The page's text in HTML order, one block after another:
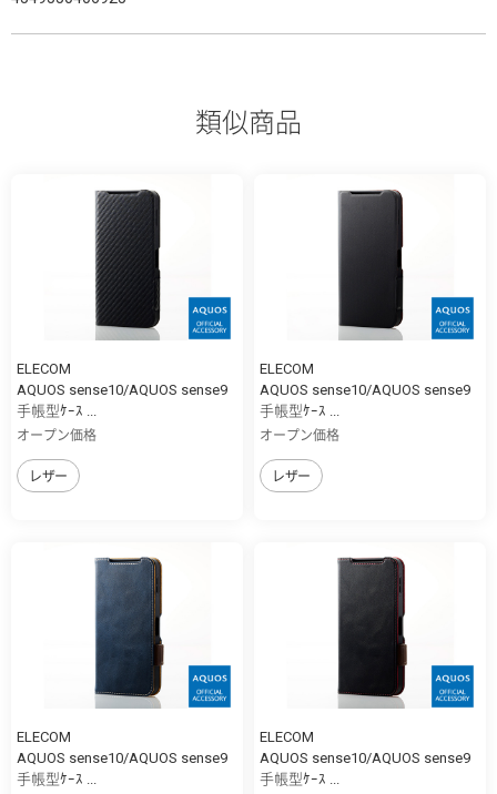
類似商品
ELECOM
AQUOS sense10/AQUOS sense9
手帳型ｹｰｽ ...
オープン価格
レザー
ELECOM
AQUOS sense10/AQUOS sense9
手帳型ｹｰｽ ...
オープン価格
レザー
ELECOM
AQUOS sense10/AQUOS sense9
手帳型ｹｰｽ ...
ELECOM
AQUOS sense10/AQUOS sense9
手帳型ｹｰｽ ...